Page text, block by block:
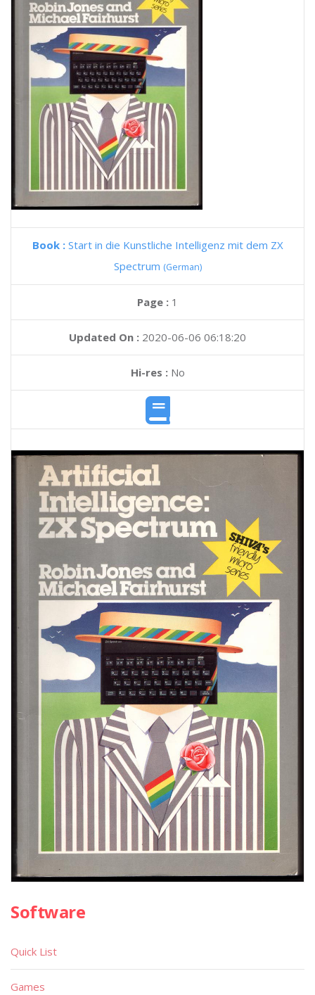
Book : Start in die Kunstliche Intelligenz mit dem ZX
Spectrum (German)
Page : 1
Updated On : 2020-06-06 06:18:20
Hi-res :No
Software
Quick List
Games